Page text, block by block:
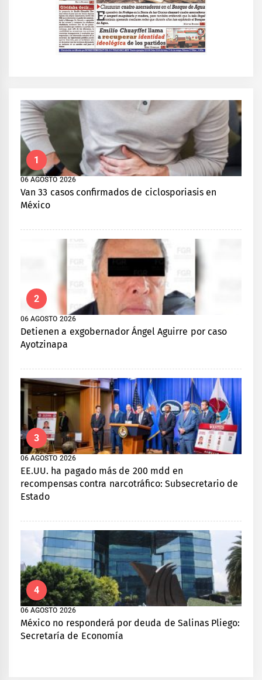
1
06 AGOSTO 2026
Van 33 casos confirmados de ciclosporiasis en
México
2
06 AGOSTO 2026
Detienen a exgobernador Ángel Aguirre por caso
Ayotzinapa
3
06 AGOSTO 2026
EE.UU. ha pagado más de 200 mdd en
recompensas contra narcotráfico: Subsecretario de
Estado
4
06 AGOSTO 2026
México no responderá por deuda de Salinas Pliego:
Secretaría de Economía